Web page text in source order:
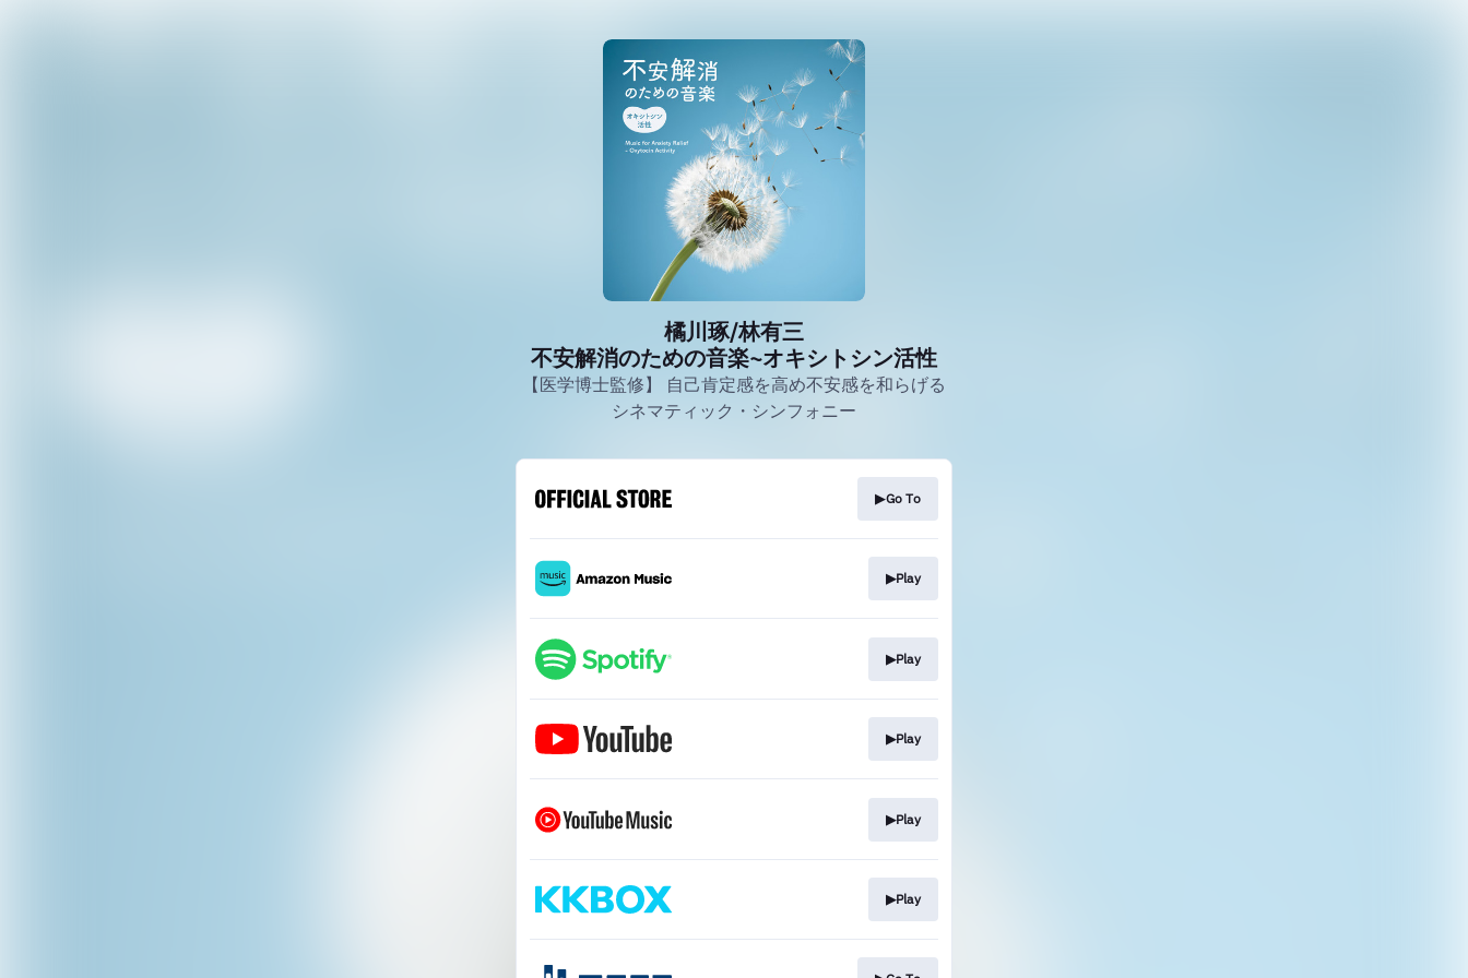
橘川琢/林有三
不安解消のための音楽~オキシトシン活性
【医学博士監修】 自己肯定感を高め不安感を和らげる
シネマティック・シンフォニー
▶Go To
▶Play
▶Play
▶Play
▶Play
▶Play